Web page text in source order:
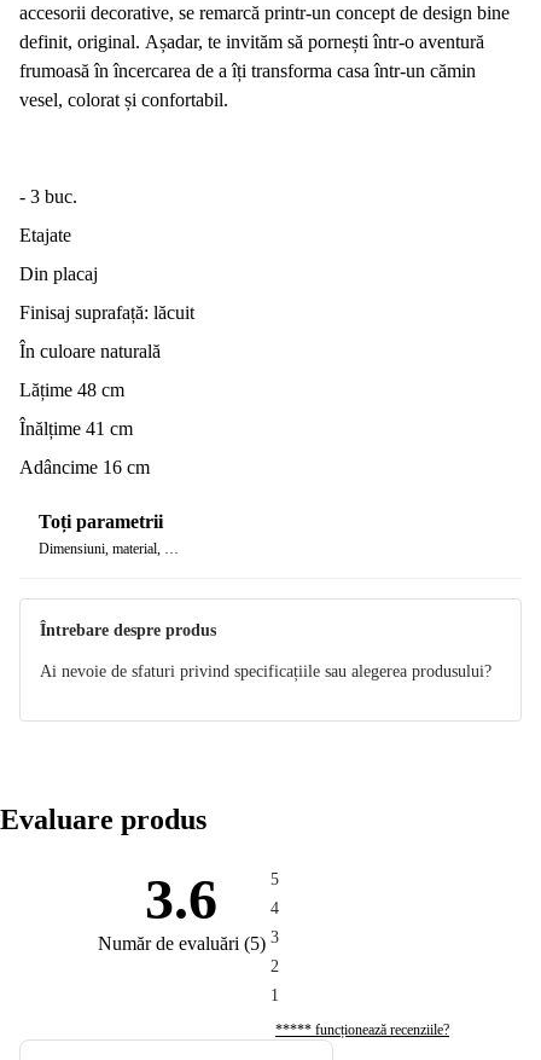
accesorii decorative, se remarcă printr-un concept de design bine
definit, original. Așadar, te invităm să pornești într-o aventură
frumoasă în încercarea de a îți transforma casa într-un cămin
vesel, colorat și confortabil.
- 3 buc.
Etajate
Din placaj
Finisaj suprafață: lăcuit
În culoare naturală
Lățime 48 cm
Înălțime 41 cm
Adâncime 16 cm
Toți parametrii
Dimensiuni, material, …
Întrebare despre produs
Ai nevoie de sfaturi privind specificațiile sau alegerea produsului?
Evaluare produs
3.6
Număr de evaluări (5)
5
4
3
2
1
***** funcționează recenziile?